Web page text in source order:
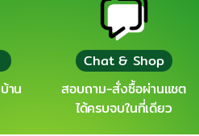
าน
Chat & Shop
สอบถาม-สั่งซื้อผ่านแชต
ได้ครบจบในที่เดียว